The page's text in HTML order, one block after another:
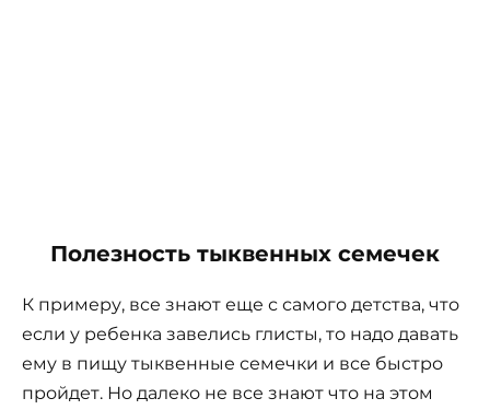
Полезность тыквенных семечек
К примеру, все знают еще с самого детства, что
если у ребенка завелись глисты, то надо давать
ему в пищу тыквенные семечки и все быстро
пройдет. Но далеко не все знают что на этом